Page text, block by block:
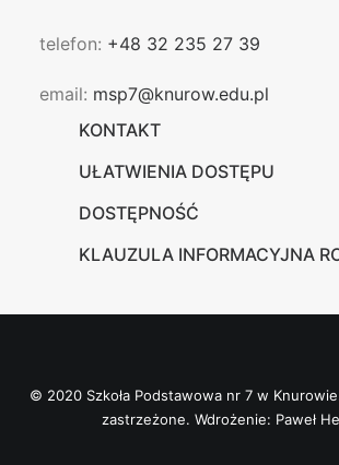
telefon: +48 32 235 27 39
email: msp7@knurow.edu.pl
KONTAKT
UŁATWIENIA DOSTĘPU
DOSTĘPNOŚĆ
KLAUZULA INFORMACYJNA
© 2020 Szkoła Podstawowa nr 7 w
zastrzeżone. Wdrożenie: Paweł